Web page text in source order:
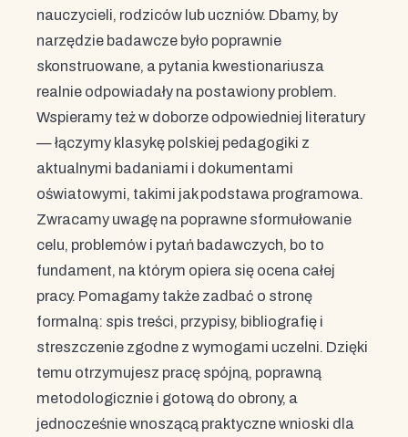
nauczycieli, rodziców lub uczniów. Dbamy, by
narzędzie badawcze było poprawnie
skonstruowane, a pytania kwestionariusza
realnie odpowiadały na postawiony problem.
Wspieramy też w doborze odpowiedniej literatury
— łączymy klasykę polskiej pedagogiki z
aktualnymi badaniami i dokumentami
oświatowymi, takimi jak podstawa programowa.
Zwracamy uwagę na poprawne sformułowanie
celu, problemów i pytań badawczych, bo to
fundament, na którym opiera się ocena całej
pracy. Pomagamy także zadbać o stronę
formalną: spis treści, przypisy, bibliografię i
streszczenie zgodne z wymogami uczelni. Dzięki
temu otrzymujesz pracę spójną, poprawną
metodologicznie i gotową do obrony, a
jednocześnie wnoszącą praktyczne wnioski dla